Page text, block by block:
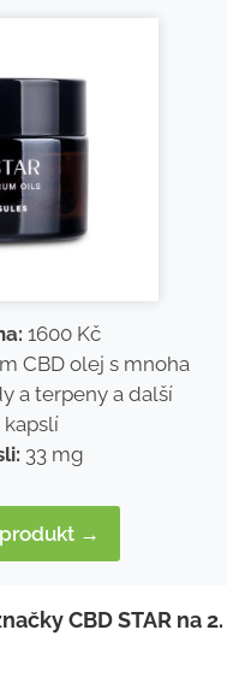
1600 Kč
CBD olej s mnoha
a terpeny a další
kapslí
33 mg
→
CBD STAR na 2.